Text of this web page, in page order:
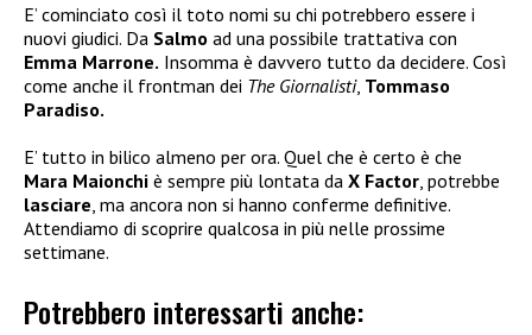
E’ cominciato così il toto nomi su chi potrebbero essere i
nuovi giudici. Da Salmo ad una possibile trattativa con
Emma Marrone. Insomma è davvero tutto da decidere. Così
come anche il frontman dei The Giornalisti, Tommaso
Paradiso.
E’ tutto in bilico almeno per ora. Quel che è certo è che
Mara Maionchi è sempre più lontata da X Factor , potrebbe
lasciare , ma ancora non si hanno conferme definitive.
Attendiamo di scoprire qualcosa in più nelle prossime
settimane.
Potrebbero interessarti anche: